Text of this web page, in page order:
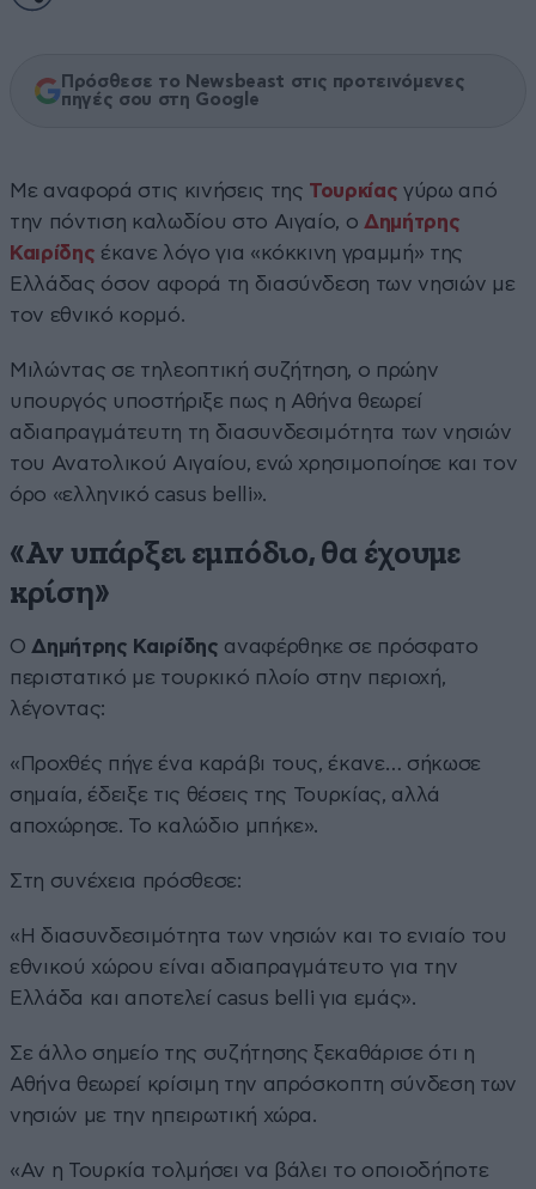
Πρόσθεσε το Newsbeast στις προτεινόμενες
πηγές σου στη Google
Με αναφορά στις κινήσεις της Τουρκίας γύρω από
την πόντιση καλωδίου στο Αιγαίο, ο Δημήτρης
Καιρίδης έκανε λόγο για «κόκκινη γραμμή» της
Ελλάδας όσον αφορά τη διασύνδεση των νησιών με
τον εθνικό κορμό.
Μιλώντας σε τηλεοπτική συζήτηση, ο πρώην
υπουργός υποστήριξε πως η Αθήνα θεωρεί
αδιαπραγμάτευτη τη διασυνδεσιμότητα των νησιών
του Ανατολικού Αιγαίου, ενώ χρησιμοποίησε και τον
όρο «ελληνικό casus belli».
«Αν υπάρξει εμπόδιο, θα έχουμε
κρίση»
Ο Δημήτρης Καιρίδης αναφέρθηκε σε πρόσφατο
περιστατικό με τουρκικό πλοίο στην περιοχή,
λέγοντας:
«Προχθές πήγε ένα καράβι τους, έκανε… σήκωσε
σημαία, έδειξε τις θέσεις της Τουρκίας, αλλά
αποχώρησε. Το καλώδιο μπήκε».
Στη συνέχεια πρόσθεσε:
«Η διασυνδεσιμότητα των νησιών και το ενιαίο του
εθνικού χώρου είναι αδιαπραγμάτευτο για την
Ελλάδα και αποτελεί casus belli για εμάς».
Σε άλλο σημείο της συζήτησης ξεκαθάρισε ότι η
Αθήνα θεωρεί κρίσιμη την απρόσκοπτη σύνδεση των
νησιών με την ηπειρωτική χώρα.
«Αν η Τουρκία τολμήσει να βάλει το οποιοδήποτε